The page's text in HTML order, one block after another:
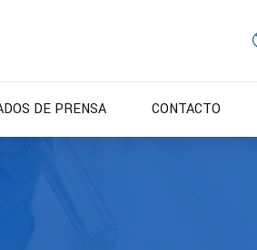
DE PRENSA CONTACTO